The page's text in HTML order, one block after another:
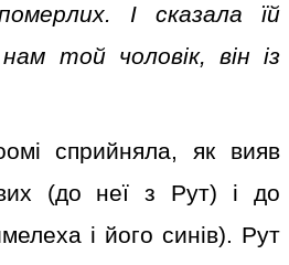
І сказала їй
той чоловік, він із
сприйняла, як вияв
(до неї з Рут) і до
і його синів). Рут